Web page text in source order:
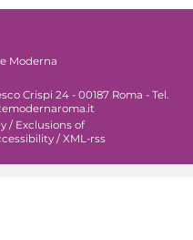
Moderna
Crispi 24 - 00187 Roma - Tel.
/ Exclusions of
/ XML-rss